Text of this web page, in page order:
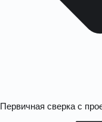
Первичная сверка с